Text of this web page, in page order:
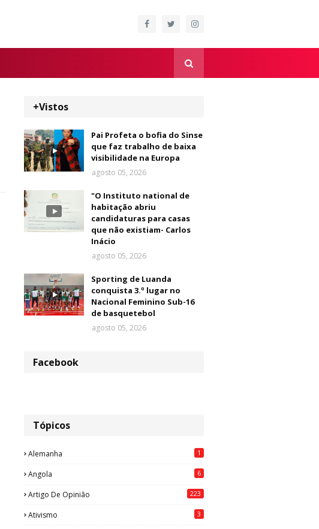
+Vistos
Pai Profeta o bofia do Sinse
que faz trabalho de baixa
visibilidade na Europa
agosto 05, 2026
"O Instituto national de
habitação abriu
candidaturas para casas
que não existiam- Carlos
Inácio
agosto 05, 2026
Sporting de Luanda
conquista 3.º lugar no
Nacional Feminino Sub-16
de basquetebol
agosto 05, 2026
Facebook
Tópicos
Alemanha 1
Angola 6
Artigo De Opinião 223
Ativismo 3